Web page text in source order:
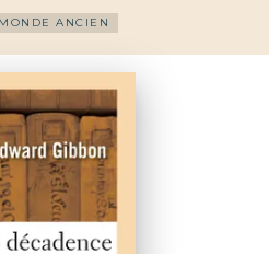
ANCIEN